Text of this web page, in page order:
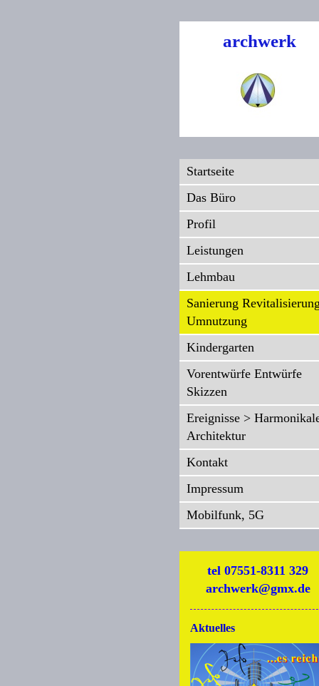
archwerk
Startseite
Das Büro
Profil
Leistungen
Lehmbau
Sanierung
Umnutzung
Kindergarten
Vorentwürfe Entwürfe
Skizzen
Ereignisse >
Architektur
Kontakt
Impressum
Mobilfunk, 5G
tel 07551-8311 329
archwerk@gmx.de
Aktuelles